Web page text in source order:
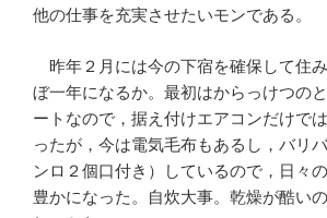
他の仕事を充実させたいモンである。
昨年２月には今の下宿を確保して住
ぼ一年になるか。最初はからっけつの
ートなので，据え付けエアコンだけで
ったが，今は電気毛布もあるし，バリ
ンロ２個口付き）しているので，日々
豊かになった。自炊大事。乾燥が酷い